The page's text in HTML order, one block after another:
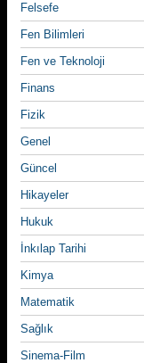
Felsefe
Fen Bilimleri
Fen ve Teknoloji
Finans
Fizik
Genel
Güncel
Hikayeler
Hukuk
İnkılap Tarihi
Kimya
Matematik
Sağlık
Sinema-Film